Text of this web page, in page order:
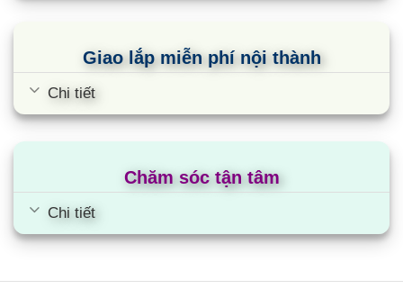
✅ Hỗ trợ trả góp: Có
Giao lắp miễn phí nội thành
Chi tiết
Chăm sóc tận tâm
Chi tiết